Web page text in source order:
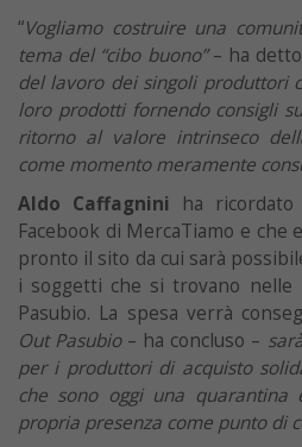
“Vogliamo costruire una
tema del “cibo buono”– ha detto
del lavoro dei singoli produttori
loro prodotti fornendo consigli
ritorno al valore intrinseco
come momento meramente
Aldo Caffagnini ha
Facebook di MercaTiamo e
pronto il sito da cui sarà
i soggetti che si trovano nelle
Pasubio. La spesa verrà
Out Pasubio– ha concluso –
per i produttori di acquisto
che sono oggi una quarantina
propria presenza come punto di